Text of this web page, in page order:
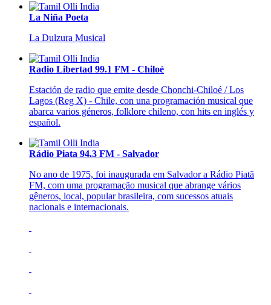
La Niña Poeta
La Dulzura Musical
Radio Libertad 99.1 FM - Chiloé
Estación de radio que emite desde Chonchi-Chiloé / Los
Lagos (Reg X) - Chile, con una programación musical que
abarca varios géneros, folklore chileno, con hits en inglés y
español.
Rádio Piata 94.3 FM - Salvador
No ano de 1975, foi inaugurada em Salvador a Rádio Piatã
FM, com uma programação musical que abrange vários
gêneros, local, popular brasileira, com sucessos atuais
nacionais e internacionais.